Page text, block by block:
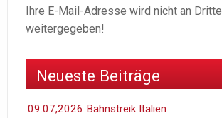
Ihre E-Mail-Adresse wird nicht an Dritte
weitergegeben!
Neueste Beiträge
09.07,2026 Bahnstreik Italien